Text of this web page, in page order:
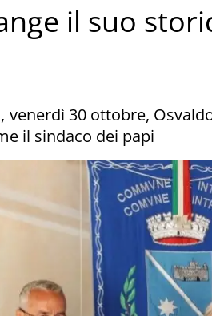
il suo
venerdì 30 ottobre,
il sindaco dei papi